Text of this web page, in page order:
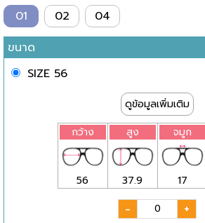
01 02
04
ขนาด
SIZE 56
ดูข้อมูลเพิ่มเติม
กว้าง
56
สูง
37.9
จมูก
17
- +